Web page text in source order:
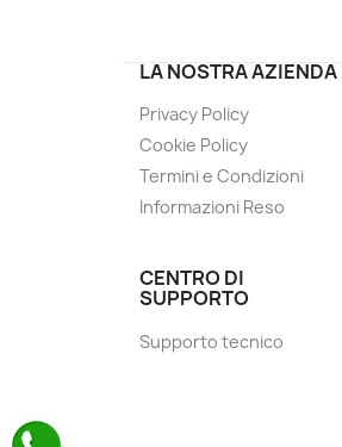
LA NOSTRA AZIENDA
Privacy Policy
Cookie Policy
Termini e Condizioni
Informazioni Reso
CENTRO DI
SUPPORTO
Supporto tecnico